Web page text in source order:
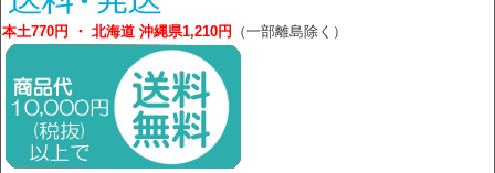
本土770円 ・ 北海道 沖縄県1,210円 （一部離島除く）